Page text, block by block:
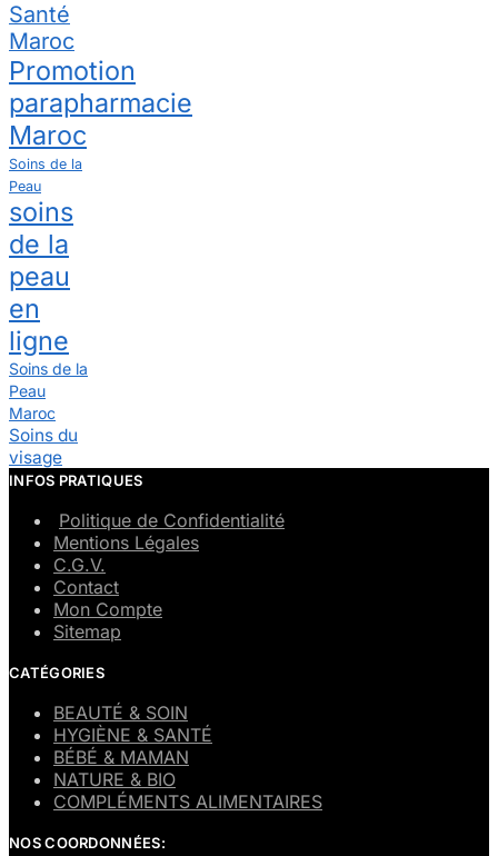
Santé
Maroc
Promotion
parapharmacie
Maroc
Soins de la
Peau
soins
de la
peau
en
ligne
Soins de la
Peau
Maroc
Soins du
visage
INFOS PRATIQUES
Politique de Confidentialité
Mentions Légales
C.G.V.
Contact
Mon Compte
Sitemap
CATÉGORIES
BEAUTÉ & SOIN
HYGIÈNE & SANTÉ
BÉBÉ & MAMAN
NATURE & BIO
COMPLÉMENTS ALIMENTAIRES
NOS COORDONNÉES: